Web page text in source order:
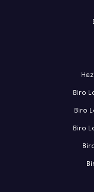
Biro
Biro
Biro